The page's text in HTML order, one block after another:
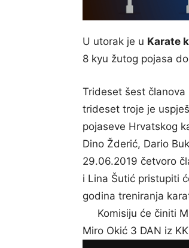
U utorak je u Karate
8 kyu žutog pojasa
Trideset šest
trideset troje je
pojaseve Hrvatskog
Dino Žderić, Dario
29.06.2019 četvoro
i Lina Šutić pristupiti
godina treniranja
Komisiju će činiti
Miro Okić 3 DAN iz